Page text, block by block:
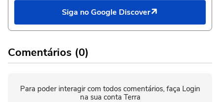
Siga no Google Discover
Comentários (0)
Para poder interagir com todos comentários, faça Login
na sua conta Terra